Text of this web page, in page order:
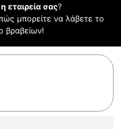
εταιρεία σας?
μπορείτε να λάβετε το
βραβείων!